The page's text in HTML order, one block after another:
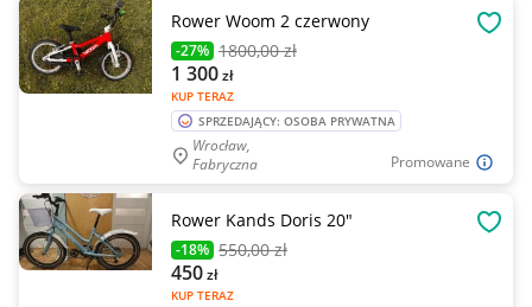
Promowane
Rower Woom 2 czerwony
-27% 1800,00 zł
KUP TERAZ
1 300zł
SPRZEDAJĄCY: OSOBA PRYWATNA
Wrocław,
Fabryczna
Rower Kands Doris 20"
-18% 550,00 zł
KUP TERAZ
450zł